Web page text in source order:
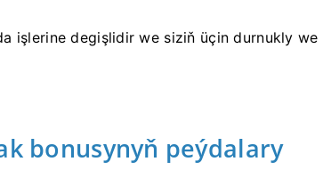
işlerine degişlidir we siziň üçin durnukly we
bonusynyň peýdalary